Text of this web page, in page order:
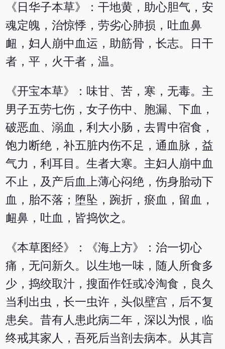
《日华子本草》：干地黄，助心胆气，安
魂定魄，治惊悸，劳劣心肺损，吐血鼻
衄，妇人崩中血运，助筋骨，长志。日干
者，平，火干者，温。
《开宝本草》：味甘、苦，寒，无毒。主
男子五劳七伤，女子伤中、胞漏、下血，
破恶血、溺血，利大小肠，去胃中宿食，
饱力断绝，补五脏内伤不足，通血脉，益
气力，利耳目。生者大寒。主妇人崩中血
不止，及产后血上薄心闷绝，伤身胎动下
血，胎不落；堕坠，踠折，瘀血，留血，
衄鼻，吐血，皆捣饮之。
《本草图经》：《海上方》：治一切心
痛，无问新久。以生地一味，随人所食多
少，捣绞取汁，搜面作饪或冷淘食，良久
当利出虫，长一虫许，头似壁宫，后不复
患矣。昔有人患此病二年，深以为恨，临
终戒其家人，吾死后当剖去病本。从其言